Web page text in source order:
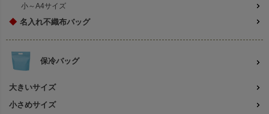
小～A4サイズ
◆ 名入れ不織布バッグ
保冷バッグ
大きいサイズ
小さめサイズ